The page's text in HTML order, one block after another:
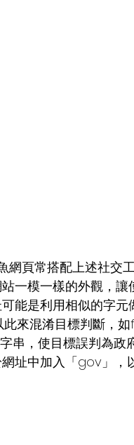
網頁常搭配上述社交
一模一樣的外觀，讓
能是利用相似的字
此來混淆目標判斷，
，使目標誤判為政
址中加入「gov」，